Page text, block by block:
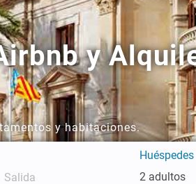
y
y habitaciones.
Huéspedes
2 adultos